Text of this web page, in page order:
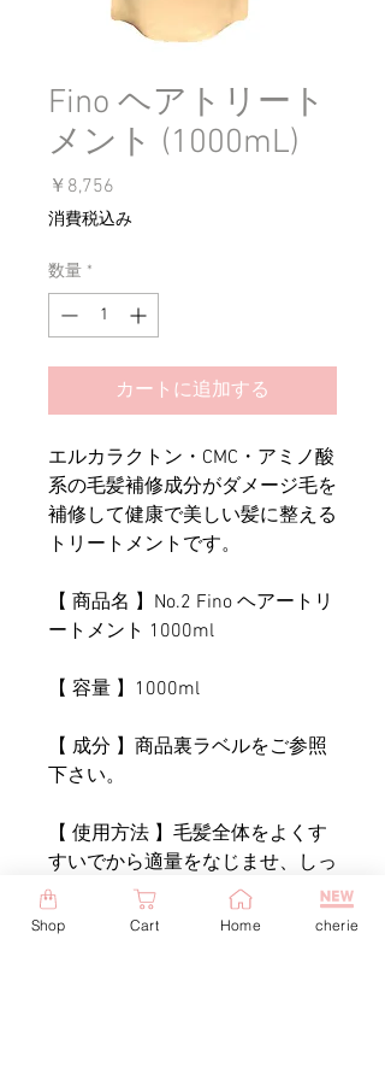
Fino ヘアトリート
メント (1000mL)
￥8,756
格
消費税込み
数量 *
カートに追加する
エルカラクトン・CMC・アミノ酸
系の毛髪補修成分がダメージ毛を
補修して健康で美しい髪に整える
トリートメントです。
【 商品名 】No.2 Fino ヘアートリ
ートメント 1000ml
【 容量 】1000ml
【 成分 】商品裏ラベルをご参照
下さい。
【 使用方法 】毛髪全体をよくす
すいでから適量をなじませ、しっ
かりと泡立てた後、頭皮をマッキ
ージする要領で洗い、よくすすぎ
Shop Cart Home cherie